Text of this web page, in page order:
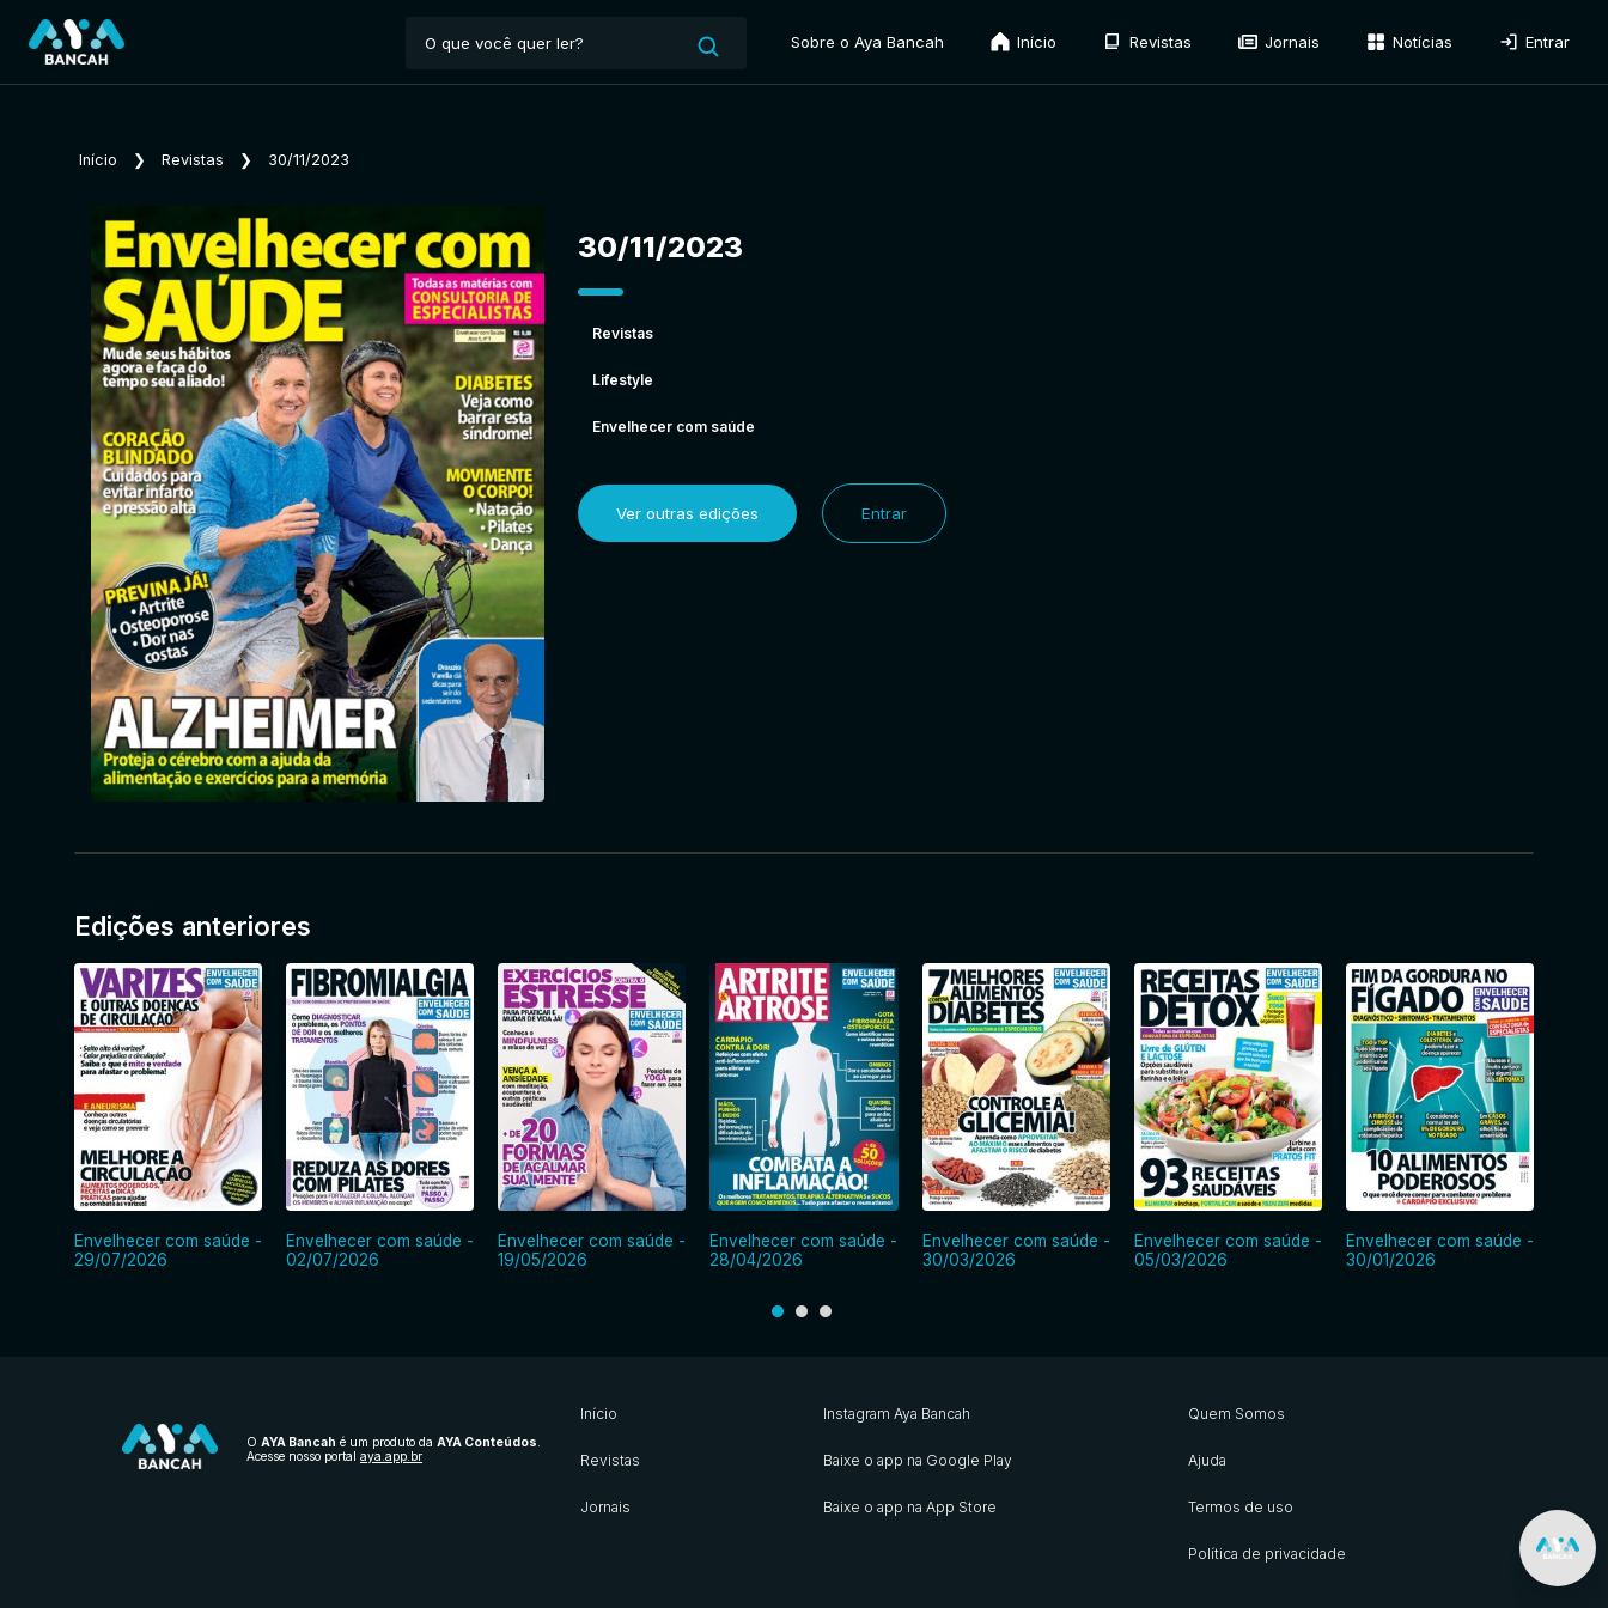
Sobre o Aya Bancah Início Revistas Jornais Notícias Entrar
Início ❯ Revistas ❯ 30/11/2023
30/11/2023
Revistas
Lifestyle
Envelhecer com saúde
Ver outras edições Entrar
Edições anteriores
Envelhecer com saúde -
29/07/2026
Envelhecer com saúde -
02/07/2026
Envelhecer com saúde -
19/05/2026
Envelhecer com saúde -
28/04/2026
Envelhecer com saúde -
30/03/2026
Envelhecer com saúde -
05/03/2026
Envelhecer com saúde -
30/01/2026
O AYA Bancah é um produto da AYA Conteúdos
Acesse nosso portal aya.app.br
Início
Revistas
Jornais
Instagram Aya Bancah
Baixe o app na Google Play
Baixe o app na App Store
Quem Somos
Ajuda
Termos de uso
Política de privacidade